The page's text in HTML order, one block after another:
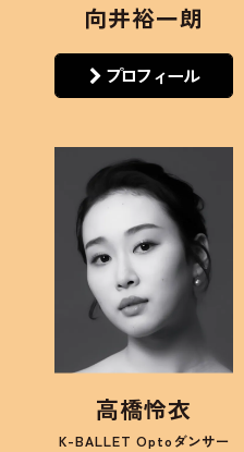
向井裕一朗
プロフィール
高橋怜衣
K-BALLET Optoダンサー